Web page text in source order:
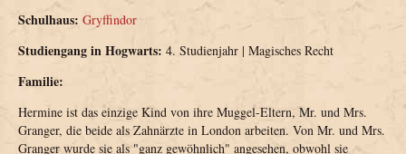
Schulhaus: Gryffindor
Studiengang in Hogwarts: 4. Studienjahr | Magisches Recht
Familie:
Hermine ist das einzige Kind von ihre Muggel-Eltern, Mr. und Mrs.
Granger, die beide als Zahnärzte in London arbeiten. Von Mr. und Mrs.
Granger wurde sie als "ganz gewöhnlich" angesehen, obwohl sie